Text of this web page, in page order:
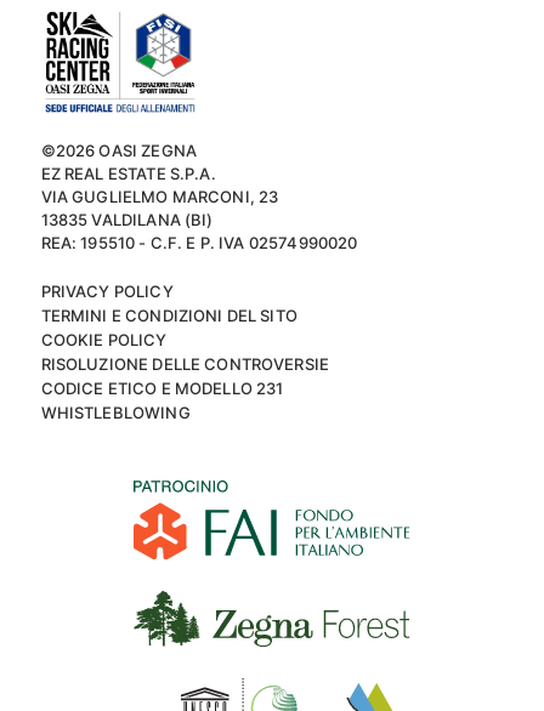
©2026 OASI ZEGNA
EZ REAL ESTATE S.P.A.
VIA GUGLIELMO MARCONI, 23
13835 VALDILANA (BI)
REA: 195510 - C.F. E P. IVA 02574990020
PRIVACY POLICY
TERMINI E CONDIZIONI DEL SITO
COOKIE POLICY
RISOLUZIONE DELLE CONTROVERSIE
CODICE ETICO E MODELLO 231
WHISTLEBLOWING